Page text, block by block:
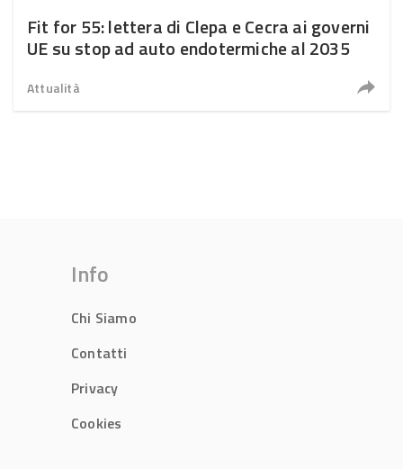
Fit for 55: lettera di Clepa e Cecra ai governi
UE su stop ad auto endotermiche al 2035
Attualità
Info
Chi Siamo
Contatti
Privacy
Cookies